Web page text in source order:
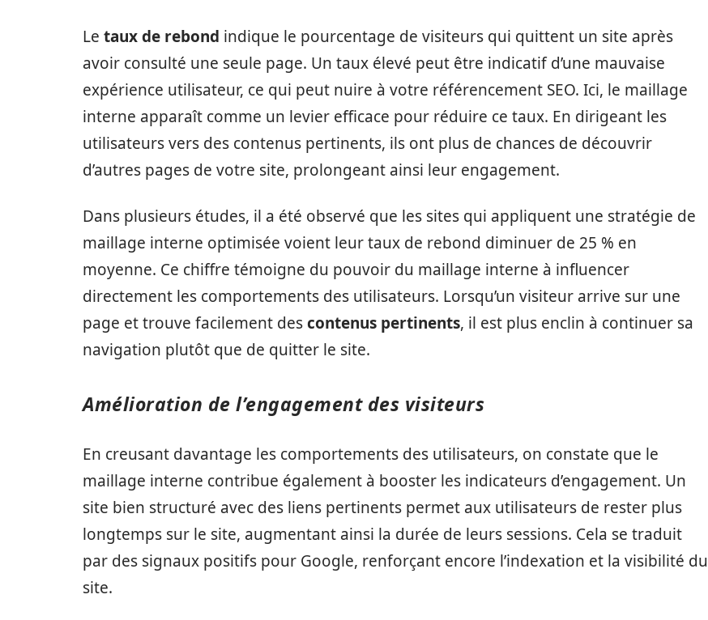
Le taux de rebond indique le pourcentage de visiteurs qui quittent un site après
avoir consulté une seule page. Un taux élevé peut être indicatif d’une mauvaise
expérience utilisateur, ce qui peut nuire à votre référencement SEO. Ici, le maillage
interne apparaît comme un levier efficace pour réduire ce taux. En dirigeant les
utilisateurs vers des contenus pertinents, ils ont plus de chances de découvrir
d’autres pages de votre site, prolongeant ainsi leur engagement.
Dans plusieurs études, il a été observé que les sites qui appliquent une stratégie de
maillage interne optimisée voient leur taux de rebond diminuer de 25 % en
moyenne. Ce chiffre témoigne du pouvoir du maillage interne à influencer
directement les comportements des utilisateurs. Lorsqu’un visiteur arrive sur une
page et trouve facilement descontenus pertinents, il est plus enclin à continuer sa
navigation plutôt que de quitter le site.
Amélioration de l’engagement des visiteurs
En creusant davantage les comportements des utilisateurs, on constate que le
maillage interne contribue également à booster les indicateurs d’engagement. Un
site bien structuré avec des liens pertinents permet aux utilisateurs de rester plus
longtemps sur le site, augmentant ainsi la durée de leurs sessions. Cela se traduit
par des signaux positifs pour Google, renforçant encore l’indexation et la visibilité du
site.